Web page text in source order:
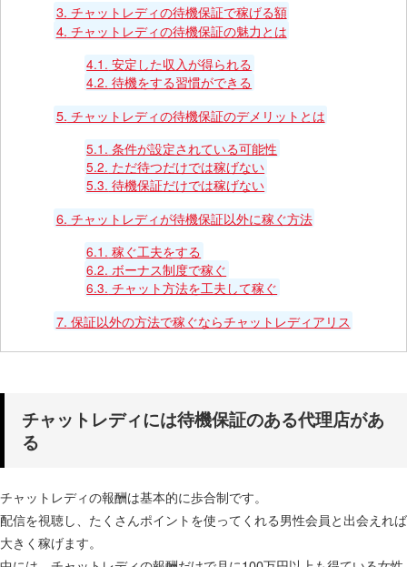
3. チャットレディの待機保証で稼げる額
4. チャットレディの待機保証の魅力とは
4.1. 安定した収入が得られる
4.2. 待機をする習慣ができる
5. チャットレディの待機保証のデメリットとは
5.1. 条件が設定されている可能性
5.2. ただ待つだけでは稼げない
5.3. 待機保証だけでは稼げない
6. チャットレディが待機保証以外に稼ぐ方法
6.1. 稼ぐ工夫をする
6.2. ボーナス制度で稼ぐ
6.3. チャット方法を工夫して稼ぐ
7. 保証以外の方法で稼ぐならチャットレディアリス
チャットレディには待機保証のある代理店があ
る
チャットレディの報酬は基本的に歩合制です。
配信を視聴し、たくさんポイントを使ってくれる男性会員と出会えれば
大きく稼げます。